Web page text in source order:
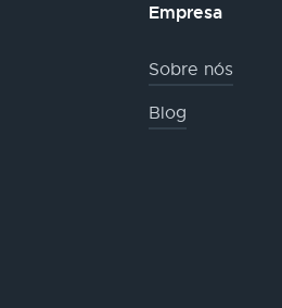
Empresa
Sobre nós
Blog